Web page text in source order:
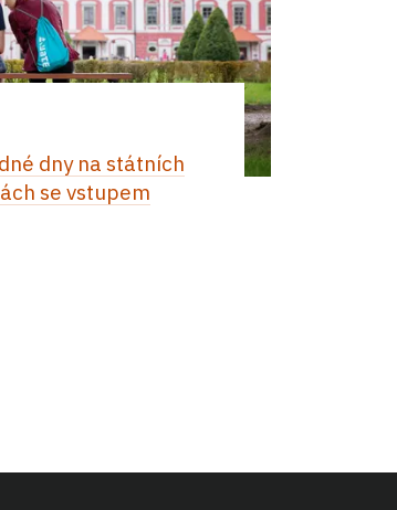
dny na státních
se vstupem